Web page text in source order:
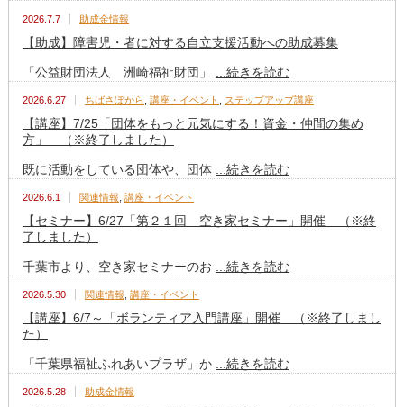
2026.7.7 助成金情報
【助成】障害児・者に対する自立支援活動への助成募集
「公益財団法人 洲崎福祉財団」 ...続きを読む
2026.6.27 ちばさぽから 講座・イベント ステップアップ講座
【講座】7/25「団体をもっと元気にする！資金・仲間の集め
方」 （※終了しました）
既に活動をしている団体や、団体 ...続きを読む
2026.6.1 関連情報 講座・イベント
【セミナー】6/27「第２１回 空き家セミナー」開催 （※終
了しました）
千葉市より、空き家セミナーのお ...続きを読む
2026.5.30 関連情報 講座・イベント
【講座】6/7～「ボランティア入門講座」開催 （※終了しまし
た）
「千葉県福祉ふれあいプラザ」か ...続きを読む
2026.5.28 助成金情報